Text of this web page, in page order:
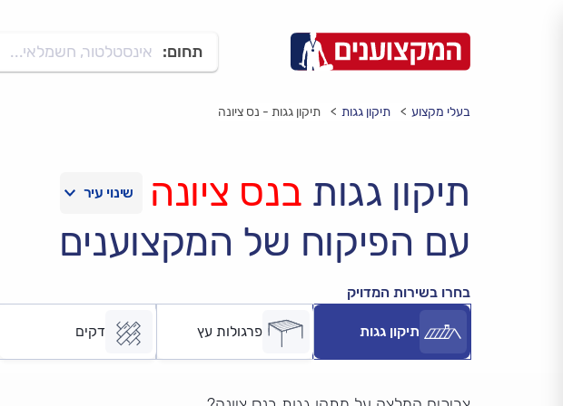
תחום: אינסטלטור, חשמלאי...
בעלי מקצוע תיקון גגות תיקון גגות - נס ציונה
תיקון גגות בנס ציונה
עם הפיקוח של המקצוענים
בחרו בשירות המדויק
תיקון גגות פרגולות עץ דקים